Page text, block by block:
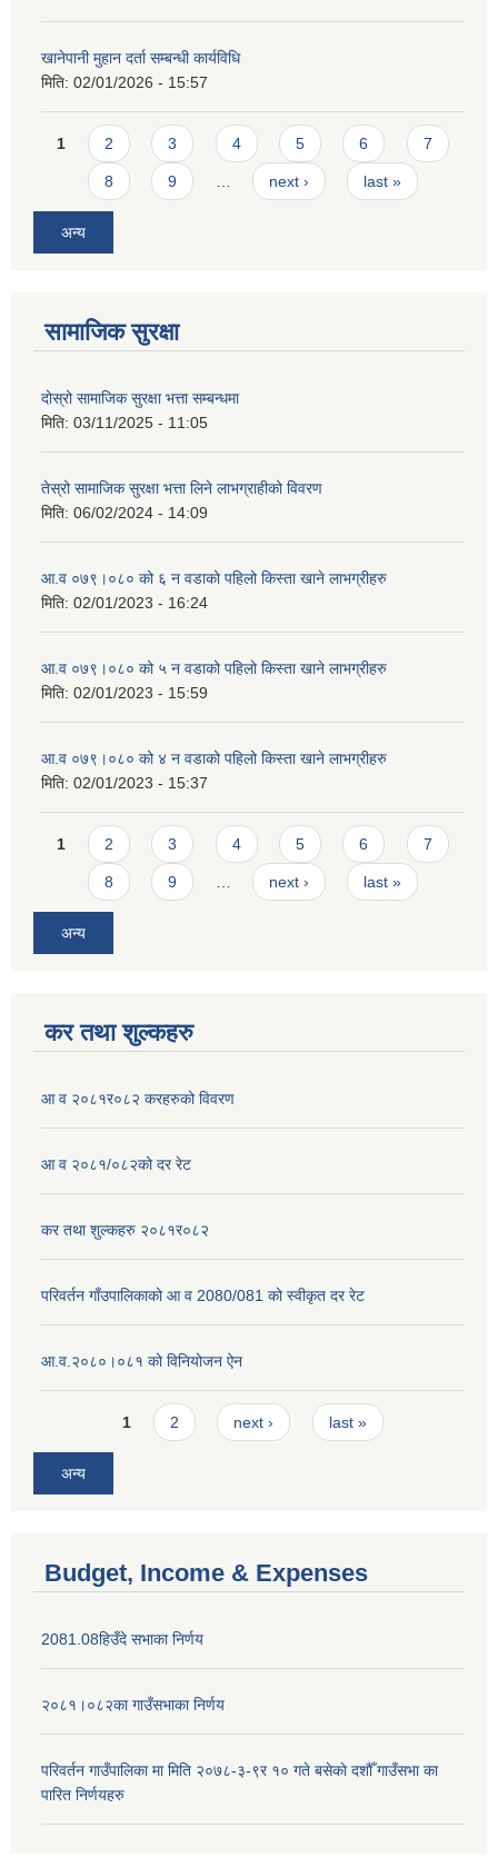
खानेपानी मुहान दर्ता सम्बन्धी कार्यविधि
मिति: 02/01/2026 - 15:57
Pages
1 2 3 4 5 6 7
8 9 next › last »
अन्य
सामाजिक सुरक्षा
दोस्रो सामाजिक सुरक्षा भत्ता सम्बन्धमा
मिति: 03/11/2025 - 11:05
तेस्रो सामाजिक सुरक्षा भत्ता लिने लाभग्राहीको विवरण
मिति: 06/02/2024 - 14:09
आ.व ०७९।०८० को ६ न‌‍ वडाको पहिलो किस्ता खाने लाभग्रीहरु
मिति: 02/01/2023 - 16:24
आ.व ०७९।०८० को ५ न‌‍ वडाको पहिलो किस्ता खाने लाभग्रीहरु
मिति: 02/01/2023 - 15:59
आ.व ०७९।०८० को ४ न‌‍ वडाको पहिलो किस्ता खाने लाभग्रीहरु
मिति: 02/01/2023 - 15:37
Pages
1 2 3 4 5 6 7
8 9 next › last »
अन्य
कर तथा शुल्कहरु
आ व २०८१र०८२ करहरुको विवरण
आ व २०८१/०८२को दर रेट
कर तथा शुल्कहरु २०८१र०८२
परिवर्तन गाँउपालिकाको आ व 2080/081 को स्वीकृत दर रेट
आ.व.२०८०।०८१ को विनियोजन ऐन
Pages1 2 next › last »
अन्य
Budget, Income & Expenses
2081.08हिउँदे सभाका निर्णय
२०८१।०८२का गाउँसभाका निर्णय
परिवर्तन गाउँपालिका मा मिति २०७८-३-९र १० गते बसेकाे दशौँ गाउँसभा का
पारित निर्णयहरु